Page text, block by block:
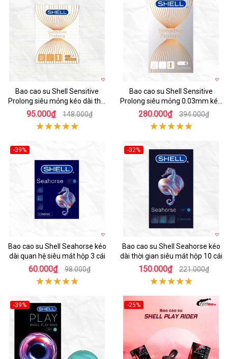
Bao cao su Shell Sensitive
Prolong siêu mỏng kéo dài thời
gian hộp 3 cái
95.000₫ 148.000₫
Bao cao su Shell Sensitive
Prolong siêu mỏng 0.03mm kéo
dài thời gian
280.000₫ 394.000₫
-39%
Bao cao su Shell Seahorse kéo
dài quan hệ siêu mát hộp 3 cái
60.000₫ 98.000₫
-32%
Bao cao su Shell Seahorse kéo
dài thời gian siêu mát hộp 10 cái
150.000₫ 221.000₫
-39%
-25%